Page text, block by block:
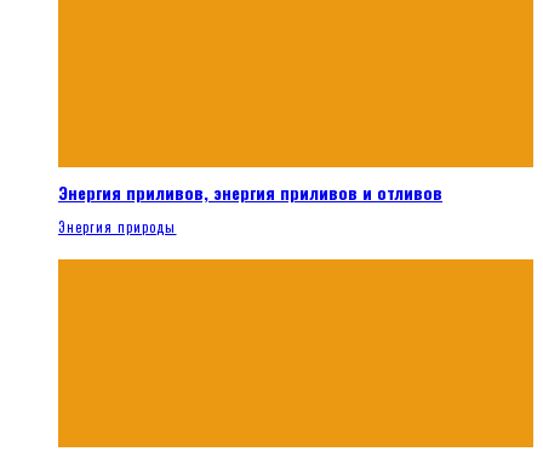
Энергия приливов, энергия приливов и отливов
Энергия природы